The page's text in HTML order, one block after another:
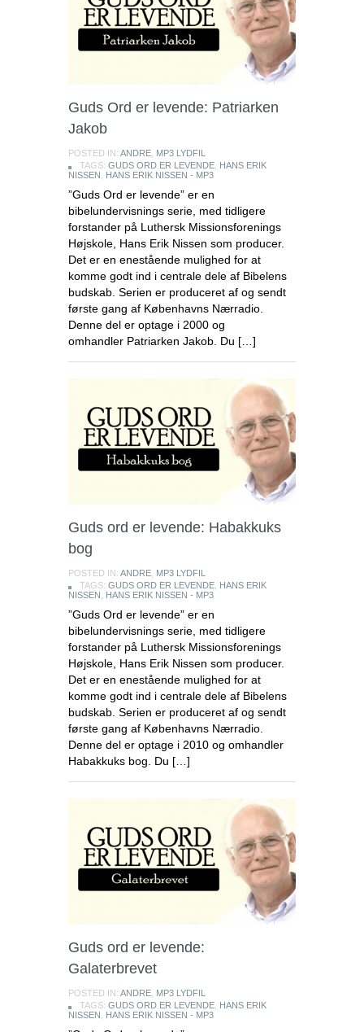
Guds Ord er levende: Patriarken
Jakob
POSTED IN: ANDRE MP3 LYDFIL
TAGS: GUDS ORD ER LEVENDE HANS ERIK
NISSEN
HANS ERIK NISSEN - MP3
”Guds Ord er levende” er en
bibelundervisnings serie, med tidligere
forstander på Luthersk Missionsforenings
Højskole, Hans Erik Nissen som producer.
Det er en enestående mulighed for at
komme godt ind i centrale dele af Bibelens
budskab. Serien er produceret af og sendt
første gang af Københavns Nærradio.
Denne del er optage i 2000 og
omhandler Patriarken Jakob. Du […]
Guds ord er levende: Habakkuks
bog
POSTED IN: ANDRE MP3 LYDFIL
TAGS: GUDS ORD ER LEVENDE HANS ERIK
NISSEN
HANS ERIK NISSEN - MP3
”Guds Ord er levende” er en
bibelundervisnings serie, med tidligere
forstander på Luthersk Missionsforenings
Højskole, Hans Erik Nissen som producer.
Det er en enestående mulighed for at
komme godt ind i centrale dele af Bibelens
budskab. Serien er produceret af og sendt
første gang af Københavns Nærradio.
Denne del er optage i 2010 og omhandler
Habakkuks bog. Du […]
Guds ord er levende:
Galaterbrevet
POSTED IN: ANDRE MP3 LYDFIL
TAGS: GUDS ORD ER LEVENDE
HANS ERIK
NISSEN
HANS ERIK NISSEN - MP3